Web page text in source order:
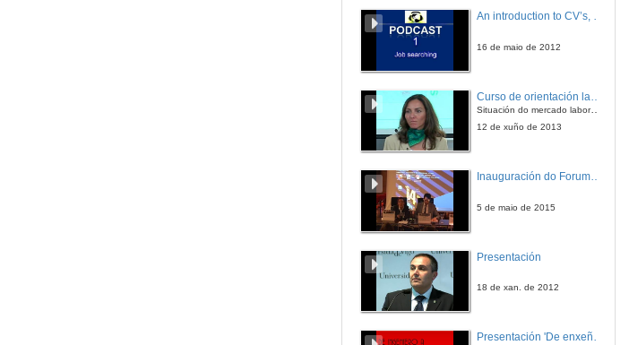
12 de mar. de 2014
12 de mar. de 2014
12 de mar. de 2014
An introduction to CV’s, letters, and job searching
16 de maio de 2012
Situación do mercado laboral. Da Universidade ao mundo laboral. Oportunidades de traballo e emprego.
12 de xuño de 2013
Inauguración do ForumEmprego: Dª Emilia Seoane
5 de maio de 2015
Presentación
18 de xan. de 2012
Presentación 'De enxeñeiro a emprendedor, unha transformación posible'.